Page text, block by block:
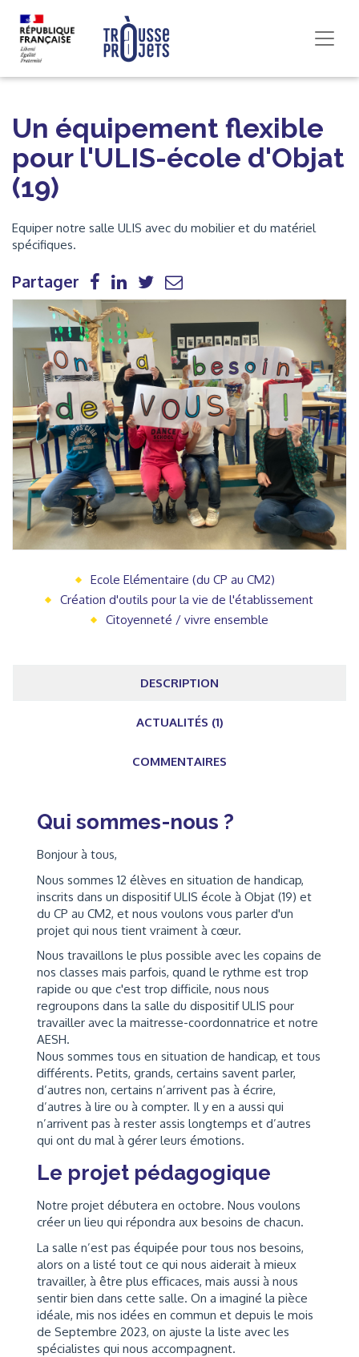
Un équipement flexible
pour l'ULIS-école d'Objat
(19)
Equiper notre salle ULIS avec du mobilier et du matériel
spécifiques.
Partager
Ecole Elémentaire (du CP au CM2)
Création d'outils pour la vie de l'établissement
Citoyenneté / vivre ensemble
DESCRIPTION
ACTUALITÉS (1)
COMMENTAIRES
Qui sommes-nous ?
Bonjour à tous,
Nous sommes 12 élèves en situation de handicap,
inscrits dans un dispositif ULIS école à Objat (19) et
du CP au CM2, et nous voulons vous parler d'un
projet qui nous tient vraiment à cœur.
Nous travaillons le plus possible avec les copains de
nos classes mais parfois, quand le rythme est trop
rapide ou que c'est trop difficile, nous nous
regroupons dans la salle du dispositif ULIS pour
travailler avec la maitresse-coordonnatrice et notre
AESH.
Nous sommes tous en situation de handicap, et tous
différents. Petits, grands, certains savent parler,
d’autres non, certains n’arrivent pas à écrire,
d’autres à lire ou à compter. Il y en a aussi qui
n’arrivent pas à rester assis longtemps et d’autres
qui ont du mal à gérer leurs émotions.
Le projet pédagogique
Notre projet débutera en octobre. Nous voulons
créer un lieu qui répondra aux besoins de chacun.
La salle n’est pas équipée pour tous nos besoins,
alors on a listé tout ce qui nous aiderait à mieux
travailler, à être plus efficaces, mais aussi à nous
sentir bien dans cette salle. On a imaginé la pièce
idéale, mis nos idées en commun et depuis le mois
de Septembre 2023, on ajuste la liste avec les
spécialistes qui nous accompagnent.